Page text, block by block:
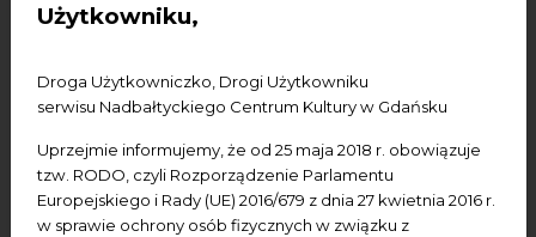
Użytkowniku,
Droga Użytkowniczko, Drogi Użytkowniku
serwisu Nadbałtyckiego Centrum Kultury w Gdańsku
Uprzejmie informujemy, że od 25 maja 2018 r. obowiązuje
tzw. RODO, czyli Rozporządzenie Parlamentu
Europejskiego i Rady (UE) 2016/679 z dnia 27 kwietnia 2016 r.
w sprawie ochrony osób fizycznych w związku z
Konferencje
Literatura
Warsztaty
wydarzenia bezpłatne
wydarzenia płatne
wydarzenie dostępne
Wydarzenie zewnętrzne
Wykład
Spotkania
Koncerty Wystawy Edukacja